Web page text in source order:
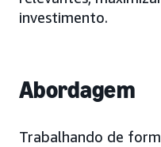
investimento.
Abordagem
Trabalhando de